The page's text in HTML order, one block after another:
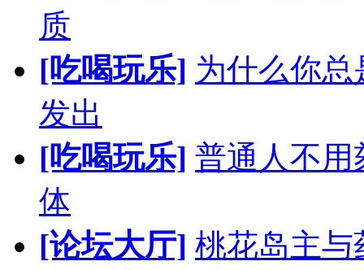
质
[吃喝玩乐] 为什么你
发出
[吃喝玩乐] 普通人不用
体
[论坛大厅] 桃花岛主与